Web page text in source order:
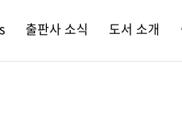
출판사 소식 도서 소개